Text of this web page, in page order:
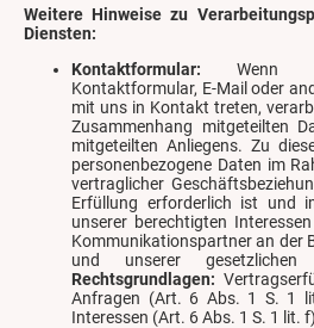
Weitere Hinweise zu
Diensten:
Kontaktformular: Wenn
Kontaktformular, E-Mail oder
mit uns in Kontakt treten,
Zusammenhang mitgeteilten
mitgeteilten Anliegens. Zu
personenbezogene Daten im
vertraglicher
Erfüllung erforderlich ist und
unserer berechtigten
Kommunikationspartner an der
und unserer gesetzlichen
Rechtsgrundlagen:
Anfragen (Art. 6 Abs. 1 S. 1
Interessen (Art. 6 Abs. 1 S. 1 lit.